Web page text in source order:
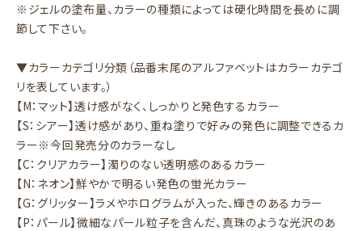
※ジェルの塗布量、カラーの種類によっては硬化時間を長めに調
節して下さい。
▼カラーカテゴリ分類（品番末尾のアルファベットはカラーカテゴ
リを表しています。）
【M：マット】透け感がなく、しっかりと発色するカラー
【S：シアー】透け感があり、重ね塗りで好みの発色に調整できるカ
ラー※今回発売分のカラーなし
【C：クリアカラー】濁りのない透明感のあるカラー
【N：ネオン】鮮やかで明るい発色の蛍光カラー
【G：グリッター】ラメやホログラムが入った、輝きのあるカラー
【P：パール】微細なパール粒子を含んだ、真珠のような光沢のあ